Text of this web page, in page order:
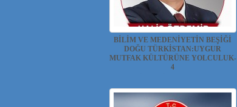
BİLİM VE MEDENİYETİN BEŞİĞİ
DOĞU TÜRKİSTAN:UYGUR
MUTFAK KÜLTÜRÜNE YOLCULUK-
4